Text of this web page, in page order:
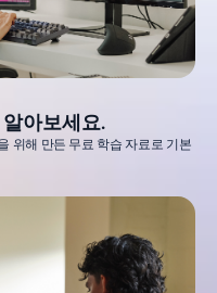
아보세요.
위해 만든 무료 학습 자료로 기본